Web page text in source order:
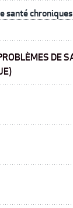
santé
DE